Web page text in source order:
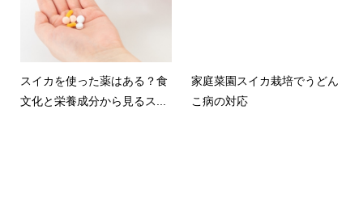
スイカを使った薬はある？食
文化と栄養成分から見るス...
家庭菜園スイカ栽培でうどん
こ病の対応